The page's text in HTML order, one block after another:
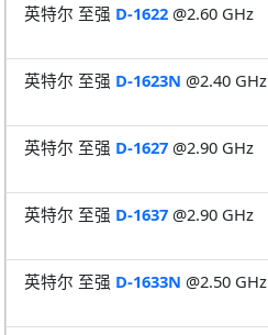
英特尔 至强 D-1622 @2.60 GHz
英特尔 至强 D-1623N @2.40 GHz
英特尔 至强 D-1627 @2.90 GHz
英特尔 至强 D-1637 @2.90 GHz
英特尔 至强 D-1633N @2.50 GHz